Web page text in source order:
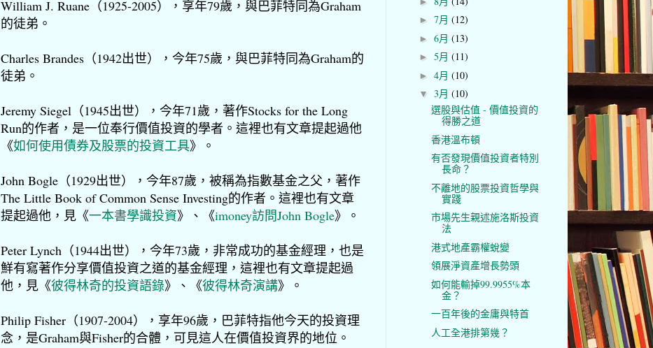
William J. Ruane（1925-2005），享年79歲，與巴菲特同為Graham
的徒弟。
Charles Brandes（1942出世），今年75歲，與巴菲特同為Graham的
徒弟。
Jeremy Siegel（1945出世），今年71歲，著作Stocks for the Long
Run的作者，是一位奉行價值投資的學者。這裡也有文章提起過他
《如何使用債券及股票的投資工具》。
John Bogle（1929出世），今年87歲，被稱為指數基金之父，著作
The Little Book of Common Sense Investing的作者。這裡也有文章
提起過他，見《一本書學識投資》、《imoney訪問John Bogle》。
Peter Lynch（1944出世），今年73歲，非常成功的基金經理，也是
鮮有寫著作分享價值投資之道的基金經理，這裡也有文章提起過
他，見《彼得林奇的投資語錄》、《彼得林奇演講》。
Philip Fisher（1907-2004），享年96歲，巴菲特指他今天的投資理
念，是Graham與Fisher的合體，可見這人在價值投資界的地位。
► 7月 (12)
► 6月 (13)
► 5月 (11)
► 4月 (10)
▼ 3月 (10)
選股與估值 - 價值投資的
得勝之道
香港溫布頓
有否發現價值投資者特別
長命？
不離地的股票投資哲學與
實踐
市場先生親述施洛斯投資
法
港式地產霸權蛻變
領展淨資產增長勢頭
如何能輸掉99.9955%本
金？
一百年後的金庸與特首
人工全港排第幾？